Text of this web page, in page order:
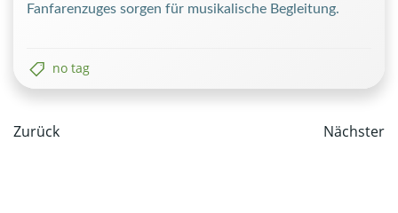
Fanfarenzuges sorgen für musikalische Begleitung.
no tag
Post
Zurück
Post
Nächster